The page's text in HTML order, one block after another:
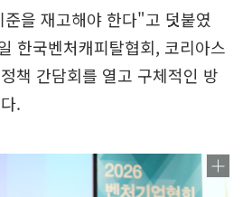
을 재고해야 한다"고 덧붙였
한국벤처캐피탈협회, 코리아스
책 간담회를 열고 구체적인 방
.